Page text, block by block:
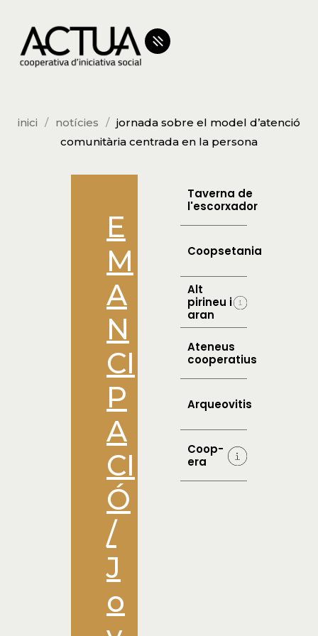
inici notícies
jornada sobre el model d’atenció
comunitària centrada en la persona
E
M
A
N
CI
P
A
CI
Ó
/
J
o
Taverna de
l'escorxador
Coopsetania
Alt
pirineu i
aran
Ateneus
cooperatius
Arqueovitis
Coop-
era